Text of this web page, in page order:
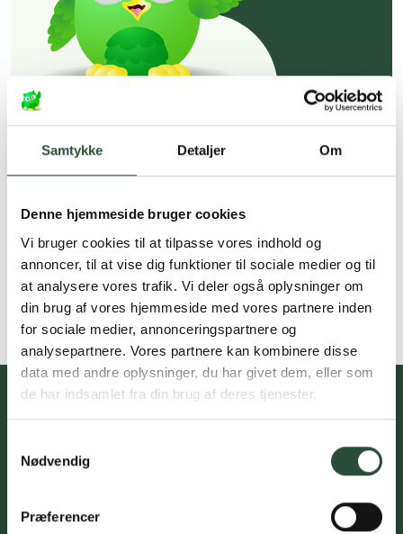
Samtykke Detaljer Om
Denne hjemmeside bruger cookies
Vi bruger cookies til at tilpasse vores indhold og
annoncer, til at vise dig funktioner til sociale medier og til
at analysere vores trafik. Vi deler også oplysninger om
din brug af vores hjemmeside med vores partnere inden
for sociale medier, annonceringspartnere og
analysepartnere. Vores partnere kan kombinere disse
data med andre oplysninger, du har givet dem, eller som
de har indsamlet fra din brug af deres tjenester.
Nødvendig
Præferencer
Du skal acceptere cookies for at kunne tilmelde dig vores
nyhedsbrev